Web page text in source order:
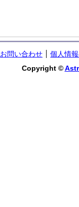
お問い合わせ
個人情
Copyright ©